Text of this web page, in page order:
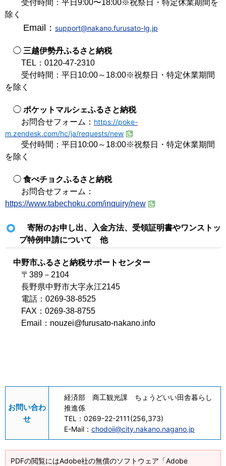
受付時間：平日9:00〜18:00※祝祭日・特定休業期間を
除く
Email： support@nakano.furusato-lg.jp
◯ 三越伊勢丹ふるさと納税
TEL：0120-47-2310
受付時間：平日10:00～18:00※祝祭日・特定休業期間
を除く
◯ ポケットマルシェふるさと納税
お問合せフォーム： https://poke-
m.zendesk.com/hc/ja/requests/new
受付時間：平日10:00～18:00※祝祭日・特定休業期間
を除く
◯ 食べチョクふるさと納税
お問合せフォーム：
https://www.tabechoku.com/inquiry/new
寄附のお申し出、入金方法、受領証明書やワンストッ
プ特例申請について 他
中野市ふるさと納税サポートセンター
〒389－2104
長野県中野市大字永江2145
電話：0269-38-8525
FAX：0269-38-8755
Email：nouzei@furusato-nakano.info
お問い合わ
せ
経済部 商工観光課 ちょうどいい田舎暮らし
推進係
TEL： 0269-22-2111(256,373)
E-Mail： chodoii@city.nakano.nagano.jp
PDFの閲覧にはAdobe社の無償のソフトウェア「Adobe